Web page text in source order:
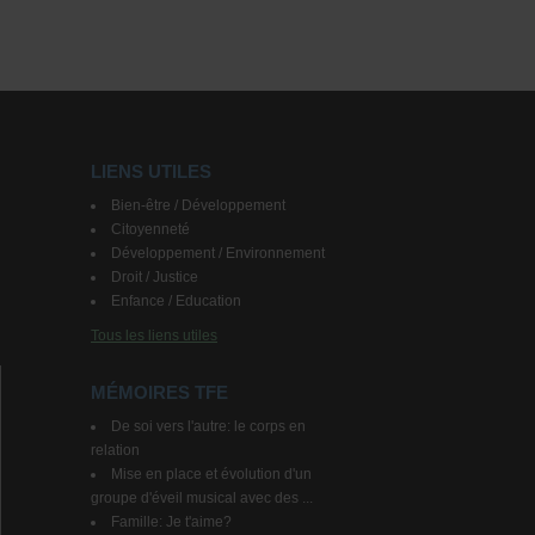
LIENS UTILES
Bien-être / Développement
Citoyenneté
Développement / Environnement
Droit / Justice
Enfance / Education
Tous les liens utiles
MÉMOIRES TFE
De soi vers l'autre: le corps en
relation
Mise en place et évolution d'un
groupe d'éveil musical avec des ...
Famille: Je t'aime?